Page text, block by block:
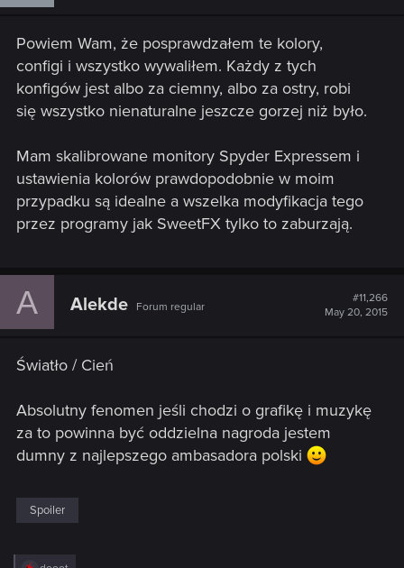
Powiem Wam, że posprawdzałem te kolory,
configi i wszystko wywaliłem. Każdy z tych
konfigów jest albo za ciemny, albo za ostry, robi
się wszystko nienaturalne jeszcze gorzej niż było.
Mam skalibrowane monitory Spyder Expressem i
ustawienia kolorów prawdopodobnie w moim
przypadku są idealne a wszelka modyfikacja tego
przez programy jak SweetFX tylko to zaburzają.
A Alekde Forum regular
#11,266
May 20, 2015
Światło / Cień
Absolutny fenomen jeśli chodzi o grafikę i muzykę
za to powinna być oddzielna nagroda jestem
dumny z najlepszego ambasadora polski
Spoiler